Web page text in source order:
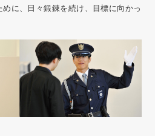
に、日々鍛錬を続け、目標に向かっ